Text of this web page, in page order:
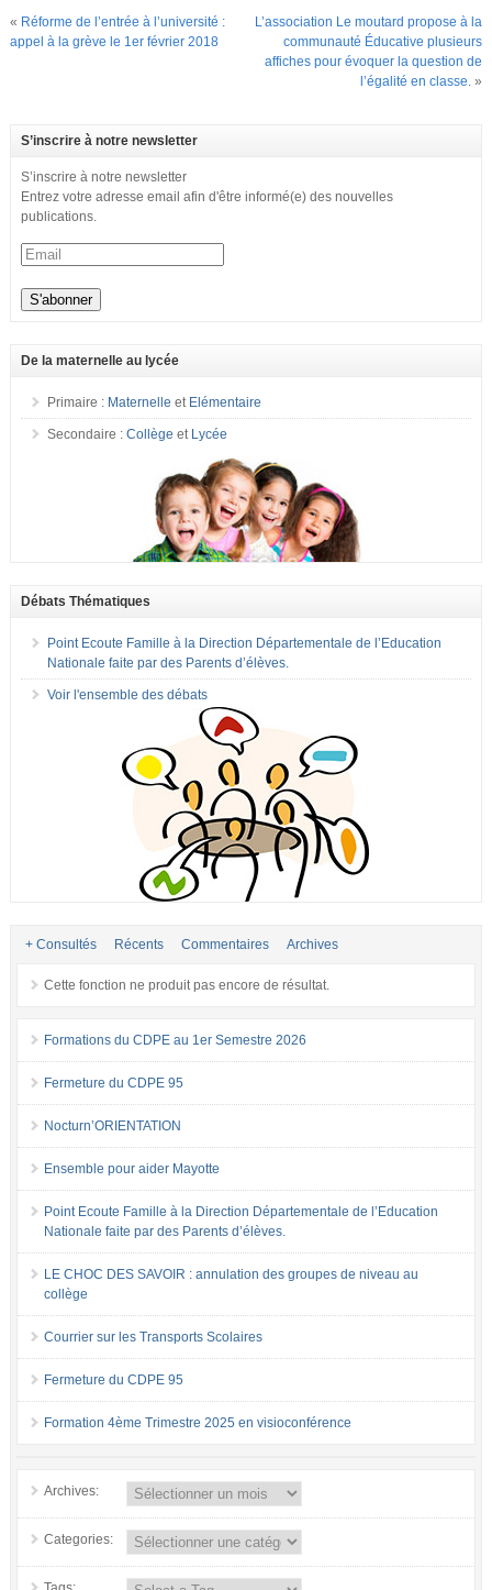
« Réforme de l’entrée à l’université :
appel à la grève le 1er février 2018
L’association Le moutard propose à la
communauté Éducative plusieurs
affiches pour évoquer la question de
l’égalité en classe. »
S’inscrire à notre newsletter
S’inscrire à notre newsletter
Entrez votre adresse email afin d'être informé(e) des nouvelles
publications.
De la maternelle au lycée
Primaire : Maternelle et Elémentaire
Secondaire : Collège et Lycée
Débats Thématiques
Point Ecoute Famille à la Direction Départementale de l’Education
Nationale faite par des Parents d’élèves.
Voir l'ensemble des débats
+ Consultés Récents Commentaires Archives
Cette fonction ne produit pas encore de résultat.
Formations du CDPE au 1er Semestre 2026
Fermeture du CDPE 95
Nocturn’ORIENTATION
Ensemble pour aider Mayotte
Point Ecoute Famille à la Direction Départementale de l’Education
Nationale faite par des Parents d’élèves.
LE CHOC DES SAVOIR : annulation des groupes de niveau au
collège
Courrier sur les Transports Scolaires
Fermeture du CDPE 95
Formation 4ème Trimestre 2025 en visioconférence
Archives:
Categories: